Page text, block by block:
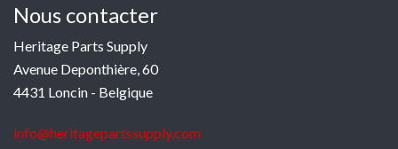
Nous contacter
Heritage Parts Supply
Avenue Deponthière, 60
4431 Loncin - Belgique
info@heritagepartssupply.com